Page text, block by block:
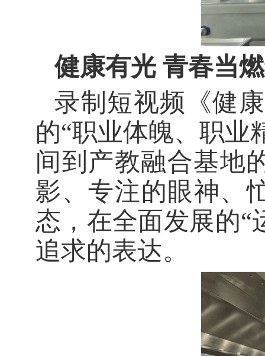
健康有光 青春当
录制短视频《健
的“职业体魄、职业
间到产教融合基地
影、专注的眼神、
态，在全面发展的“
追求的表达。